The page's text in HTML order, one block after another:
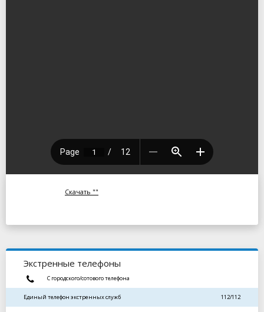
Скачать ""
Экстренные телефоны
С городского/сотового телефона
Единый телефон экстренных служб 112/112